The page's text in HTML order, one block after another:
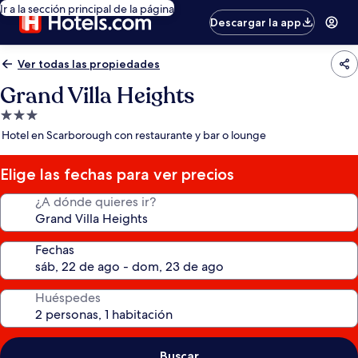
Ir a la sección principal de la página
Descargar la app
Ver todas las propiedades
Grand Villa Heights
Propiedad
de
estrellas
Hotel en Scarborough con restaurante y bar o lounge
Elige las fechas para ver precios
¿A dónde quieres ir?
Fechas
Huéspedes